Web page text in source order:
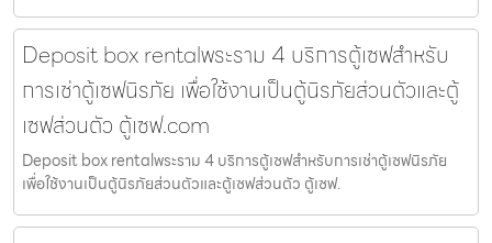
Deposit box rentalพระราม 4 บริการตู้เซฟสำหรับ
การเช่าตู้เซฟนิรภัย เพื่อใช้งานเป็นตู้นิรภัยส่วนตัวและตู้
เซฟส่วนตัว ตู้เซฟ.com
Deposit box rentalพระราม 4 บริการตู้เซฟสำหรับการเช่าตู้เซฟนิรภัย
เพื่อใช้งานเป็นตู้นิรภัยส่วนตัวและตู้เซฟส่วนตัว ตู้เซฟ.